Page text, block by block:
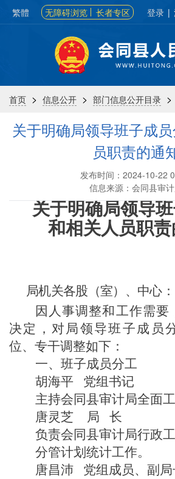
繁體 无障碍浏览 长者专区 登录 |
首页 > 信息公开 > 部门信息公开目录 >
关于明确局领导班子成
员职责的通
发布时间：2024-10-22
信息来源：会同县审
关于明确局领导
和相关人员职
局机关各股（室）、中心：
因人事调整和工作需要
决定，对局领导班子成员
位、专干调整如下：
一、班子成员分工
胡海平
党组书记
主持会同县审计局全面工
唐灵芝
局
长
负责会同县审计局行政工
分管计划统计工作。
唐昌沛
党组成员、副局